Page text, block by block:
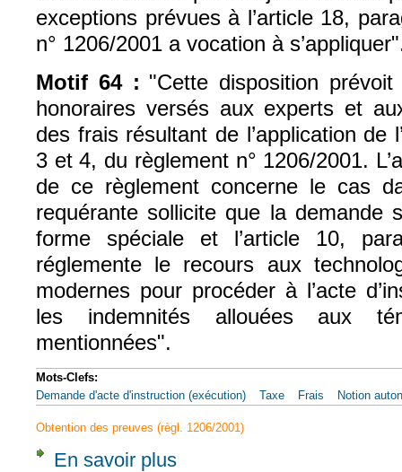
exceptions prévues à l’article 18,
n° 1206/2001 a vocation à
Motif 64 : "Cette disposition
honoraires versés aux experts et
des frais résultant de l’application de
3 et 4, du règlement n° 1206/2001.
de ce règlement concerne le cas
requérante sollicite que la demande
forme spéciale et l’article 10,
réglemente le recours aux
modernes pour procéder à l’acte
les indemnités allouées aux
mentionnées".
Mots-Clefs:
Demande d'acte d'instruction (exécution)
Taxe Frais Notion
Obtention des preuves (règl. 1206/2001)
En savoir plus